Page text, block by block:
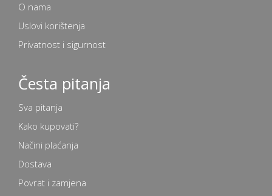
O nama
Uslovi korištenja
Privatnost i sigurnost
Česta pitanja
Sva pitanja
Kako kupovati?
Načini plaćanja
Dostava
Povrat i zamjena